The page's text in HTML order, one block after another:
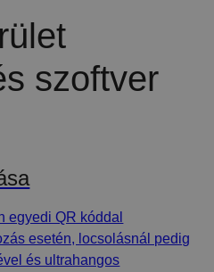
szoftver
egyedi QR kóddal
esetén, locsolásnál pedig
és ultrahangos